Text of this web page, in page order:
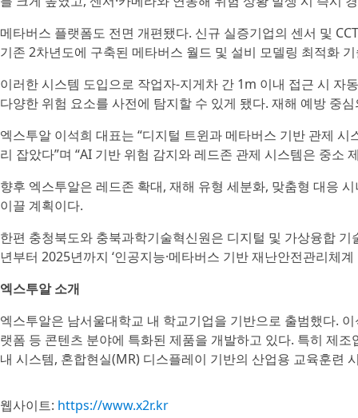
메타버스 플랫폼도 전면 개편됐다. 신규 실증기업의 센서 및
기존 2차년도에 구축된 메타버스 월드 및 설비 모델링 최적화
이러한 시스템 도입으로 작업자-지게차 간 1m 이내 접근 시 자
다양한 위험 요소를 사전에 탐지할 수 있게 됐다. 재해 예방 중
엑스투알 이석희 대표는 “디지털 트윈과 메타버스 기반 관제
리 잡았다”며 “AI 기반 위험 감지와 레드존 관제 시스템은 중소
향후 엑스투알은 레드존 확대, 재해 유형 세분화, 맞춤형 대응
이끌 계획이다.
한편 충청북도와 충북과학기술혁신원은 디지털 및 가상융합
년부터 2025년까지 ‘인공지능·메타버스 기반 재난안전관리체
엑스투알 소개
엑스투알은 남서울대학교 내 학교기업을 기반으로 출범했다.
랫폼 등 콘텐츠 분야에 특화된 제품을 개발하고 있다. 특히 제
내 시스템, 혼합현실(MR) 디스플레이 기반의 산업용 교육훈련
웹사이트: https://www.x2r.kr